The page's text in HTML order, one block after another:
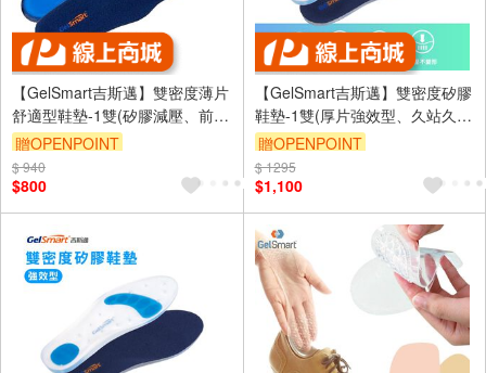
【GelSmart吉斯邁】雙密度薄片
舒適型鞋墊-1雙(矽膠減壓、前掌
波紋吸震、適用多種鞋款、SI-
SI732DF)
贈OPENPOINT
訂單滿999享9折
$ 940
$800
【GelSmart吉斯邁】雙密度矽膠
鞋墊-1雙(厚片強效型、久站久走
必備、足底吸震減壓、SI-
SI502D)
贈OPENPOINT
訂單滿999享9折
$ 1295
$1,100